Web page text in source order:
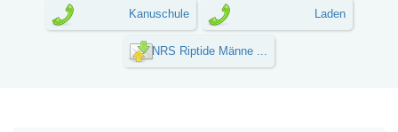
Kanuschule Laden
NRS Riptide Männe ...